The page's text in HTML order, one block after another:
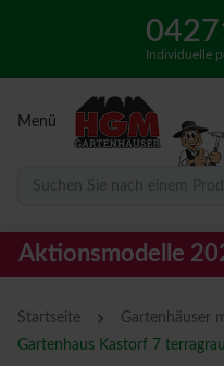
Individuelle
Menü
Suchen Sie nach einem
Aktionsmodelle
Startseite › Gartenhäuser